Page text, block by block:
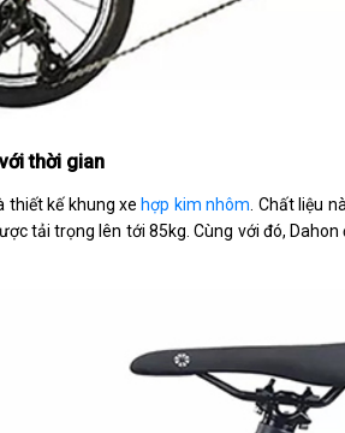
thời gian
thiết kế khung xe hợp kim nhôm. Chất liệu
tải trọng lên tới 85kg. Cùng với đó,